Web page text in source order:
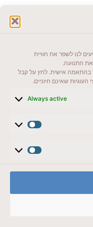
לנו לשפר את חוויית
התנועה.
בהתאמה אישית. לחץ על קבל
שאינם חיוניים.
Always active
שימוש באתר